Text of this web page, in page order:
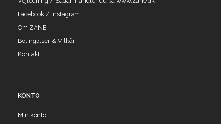
Facebook / Instagram
Om ZANE
Betingelser & Vilkår
Kontakt
KONTO
Min konto